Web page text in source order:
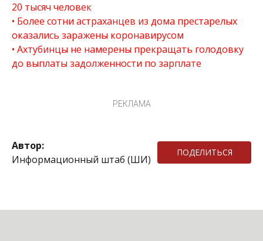
20 тысяч человек
Более сотни астраханцев из дома престарелых
оказались заражены коронавирусом
Ахтубинцы не намерены прекращать голодовку
до выплаты задолженности по зарплате
РЕКЛАМА
Автор:
Информационный штаб (ШИ)
ПОДЕЛИТЬСЯ